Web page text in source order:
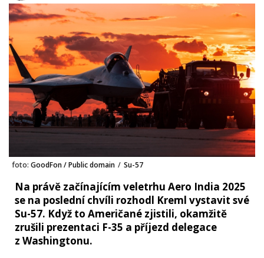
foto: GoodFon / Public domain / Su-57
Na právě začínajícím veletrhu Aero India 2025
se na poslední chvíli rozhodl Kreml vystavit své
Su-57. Když to Američané zjistili, okamžitě
zrušili prezentaci F-35 a příjezd delegace
z Washingtonu.